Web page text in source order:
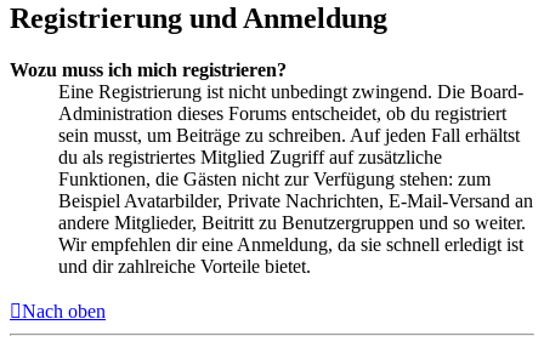
Registrierung und Anmeldung
Wozu muss ich mich registrieren?
Eine Registrierung ist nicht unbedingt zwingend. Die Board-
Administration dieses Forums entscheidet, ob du registriert
sein musst, um Beiträge zu schreiben. Auf jeden Fall erhältst
du als registriertes Mitglied Zugriff auf zusätzliche
Funktionen, die Gästen nicht zur Verfügung stehen: zum
Beispiel Avatarbilder, Private Nachrichten, E-Mail-Versand an
andere Mitglieder, Beitritt zu Benutzergruppen und so weiter.
Wir empfehlen dir eine Anmeldung, da sie schnell erledigt ist
und dir zahlreiche Vorteile bietet.
Nach oben